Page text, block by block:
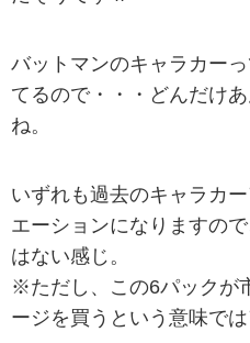
バットマンのキャラカー
てるので・・・どんだけ
ね。
いずれも過去のキャラカ
エーションになりますの
はない感じ。
※ただし、この6パックが
ージを買うという意味で